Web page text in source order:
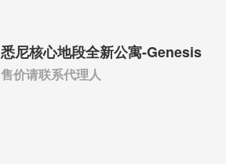
悉尼核心地段全新公寓-Genesis
售价请联系代理人